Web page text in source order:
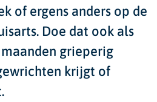
of ergens anders op de
Doe dat ook als
grieperig
krijgt of